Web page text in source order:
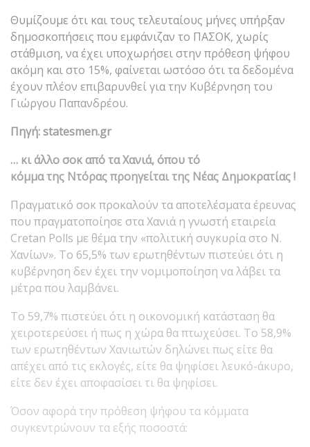
Θυμίζουμε ότι και τους τελευταίους μήνες υπήρξαν
δημοσκοπήσεις που εμφάνιζαν το ΠΑΣΟΚ, χωρίς
στάθμιση, να έχει υποχωρήσει στην πρόθεση ψήφου
ακόμη και στο 15%, φαίνεται ωστόσο ότι τα δεδομένα
έχουν πλέον επιβαρυνθεί για την Κυβέρνηση του
Γιώργου Παπανδρέου.
Πηγή: statesmen.gr
… κι άλλο σοκ από τα Χανιά, όπου τό
κόμμα της Ντόρας προηγείται της Νέας Δημοκρατίας !
Πραγματικό σοκ προκαλούν τα αποτελέσματα έρευνας
που πραγματοποίησε στα Χανιά η γνωστή εταιρεία
Cretan Polls με θέμα την «πολιτική συγκυρία στο Ν.
Χανίων». Το 65,5% των ερωτηθέντων πιστεύει ότι η
κυβέρνηση δεν έχει την νομιμοποίηση να λάβει τα
μέτρα που λαμβάνει.
Το 59,7% πιστεύει ότι η οικονομική κατάσταση θα
χειροτερεύσει ή πως η χώρα θα πτωχεύσει. Το 58,9%
των ερωτηθέντων Χανιωτών δηλώνει πως είτε θα
απέχει από τις εκλογές, είτε θα ψηφίσει λευκό-άκυρο,
είτε δεν έχει αποφασίσει τι θα ψηφίσει.
Όσον αφορά την πρόθεση ψήφου τα κόμματα
συγκεντρώνουν τα εξής ποσοστά: